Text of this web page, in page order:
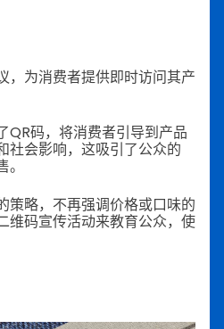
，为消费者提供即时访问其产
QR码，将消费者引导到产品
社会影响，这吸引了公众的
策略，不再强调价格或口味的
维码宣传活动来教育公众，使